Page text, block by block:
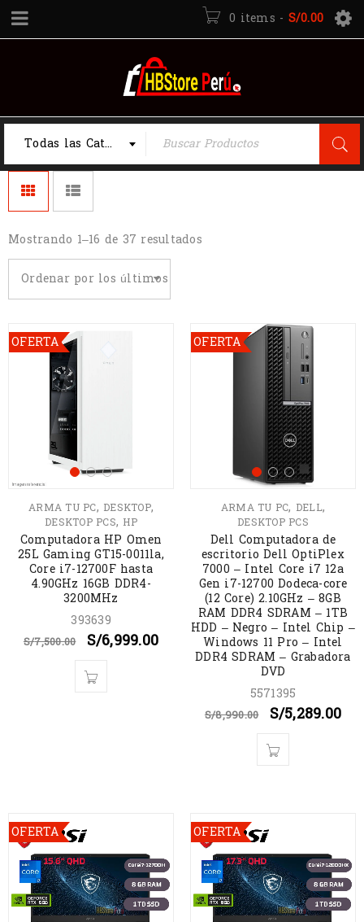
0 items - S/0.00
Todas las Categorias
Mostrando 1–16 de 37 resultados
Ordenar por los últimos
OFERTA
ARMA TU PC, DESKTOP,
DESKTOP PCS, HP
Computadora HP Omen
25L Gaming GT15-0011la,
Core i7-12700F hasta
4.90GHz 16GB DDR4-
3200MHz
393639
S/7,500.00 S/6,999.00
OFERTA
ARMA TU PC, DELL,
DESKTOP PCS
Dell Computadora de
escritorio Dell OptiPlex
7000 – Intel Core i7 12a
Gen i7-12700 Dodeca-core
(12 Core) 2.10GHz – 8GB
RAM DDR4 SDRAM – 1TB
HDD – Negro – Intel Chip –
Windows 11 Pro – Intel
DDR4 SDRAM – Grabadora
DVD
5571395
S/8,990.00 S/5,289.00
OFERTA OFERTA